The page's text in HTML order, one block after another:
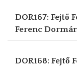
DOR167: Fejtő
Ferenc
DOR168: Fejtő